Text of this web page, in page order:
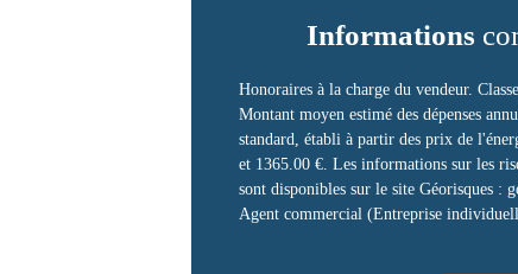
Informations
Honoraires à la charge du vendeur.
Montant moyen estimé des dépenses
standard, établi à partir des prix de
et 1365.00 €. Les informations sur les
sont disponibles sur le site Géorisques :
Agent commercial (Entreprise